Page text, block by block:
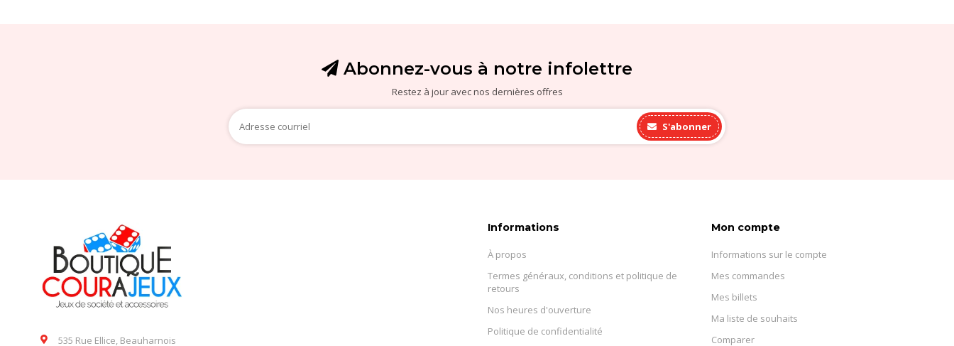
Abonnez-vous à notre infolettre
Restez à jour avec nos dernières offres
S'abonner
535 Rue Ellice, Beauharnois
Informations
À propos
Termes généraux, conditions et politique de
retours
Nos heures d'ouverture
Politique de confidentialité
Mon compte
Informations sur le compte
Mes commandes
Mes billets
Ma liste de souhaits
Comparer